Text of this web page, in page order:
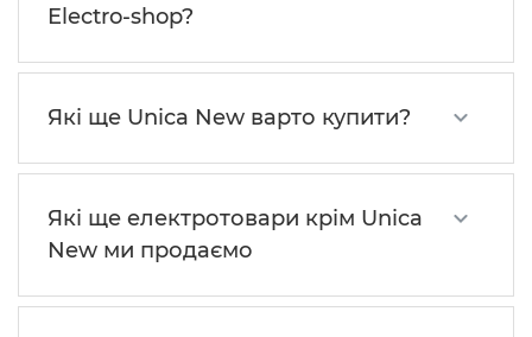
Electro-shop?
Які ще Unica New варто купити?
Які ще електротовари крім Unica
New ми продаємо